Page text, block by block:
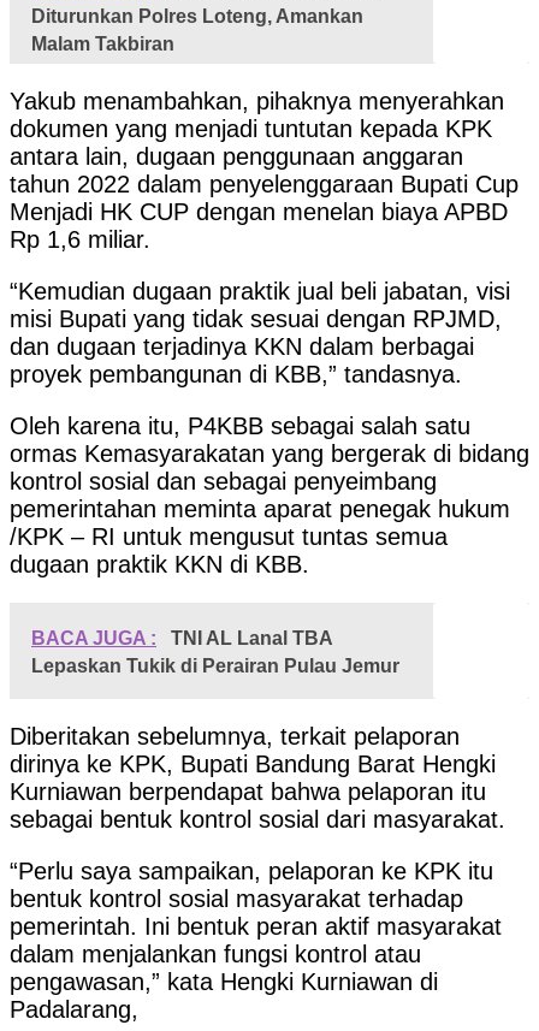
Diturunkan Polres Loteng, Amankan
Malam Takbiran
Yakub menambahkan, pihaknya menyerahkan
dokumen yang menjadi tuntutan kepada KPK
antara lain, dugaan penggunaan anggaran
tahun 2022 dalam penyelenggaraan Bupati Cup
Menjadi HK CUP dengan menelan biaya APBD
Rp 1,6 miliar.
“Kemudian dugaan praktik jual beli jabatan, visi
misi Bupati yang tidak sesuai dengan RPJMD,
dan dugaan terjadinya KKN dalam berbagai
proyek pembangunan di KBB,” tandasnya.
Oleh karena itu, P4KBB sebagai salah satu
ormas Kemasyarakatan yang bergerak di bidang
kontrol sosial dan sebagai penyeimbang
pemerintahan meminta aparat penegak hukum
/KPK – RI untuk mengusut tuntas semua
dugaan praktik KKN di KBB.
BACA JUGA :
TNI AL Lanal TBA
Lepaskan Tukik di Perairan Pulau Jemur
Diberitakan sebelumnya, terkait pelaporan
dirinya ke KPK, Bupati Bandung Barat Hengki
Kurniawan berpendapat bahwa pelaporan itu
sebagai bentuk kontrol sosial dari masyarakat.
“Perlu saya sampaikan, pelaporan ke KPK itu
bentuk kontrol sosial masyarakat terhadap
pemerintah. Ini bentuk peran aktif masyarakat
dalam menjalankan fungsi kontrol atau
pengawasan,” kata Hengki Kurniawan di
Padalarang,